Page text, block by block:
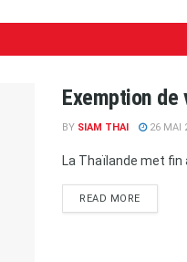
Exemption de
BY SIAM THAI 26 MAI
La Thaïlande met fin
READ MORE